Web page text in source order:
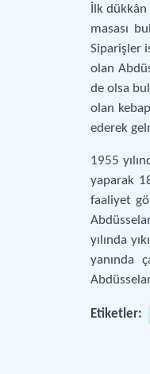
İlk
masası
Siparişler
olan
de olsa
olan
ederek
1955
yaparak
faaliyet
yılında
yanında
Etiketler: